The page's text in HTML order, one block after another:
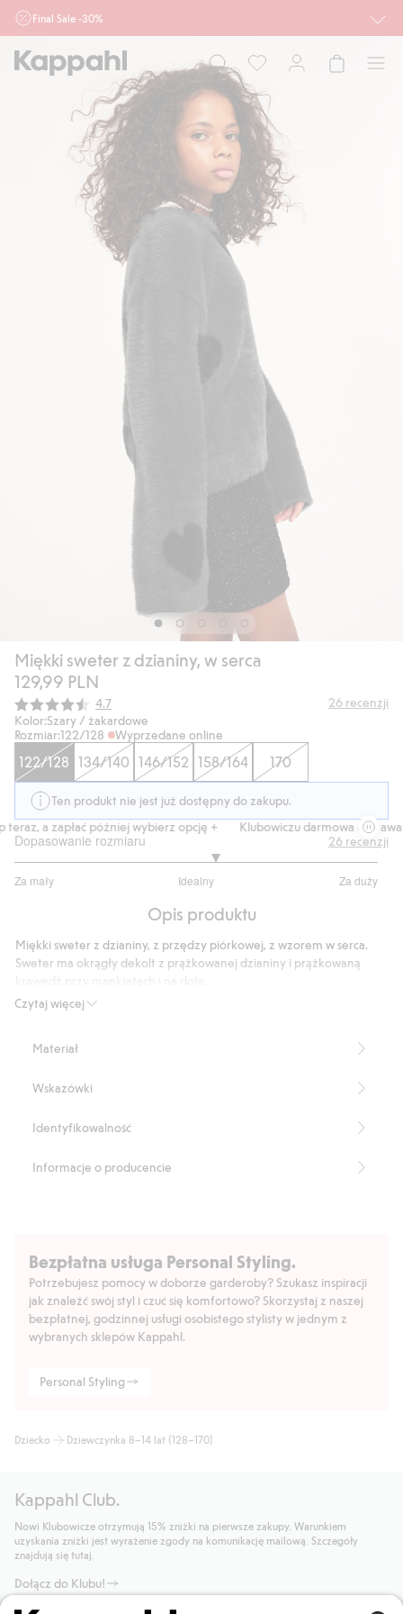
Final Sale -30%
działu outlet do 10.8 w sklepach Kappahl i Newbie oraz na kappahl.com. Ofert
nie łączymy
Mężczyzna Dziecko
Miękki sweter z dzianiny, w serca
129,99 PLN
Średnia ocena:
4.7 26 recenzji
Kolor:Szary / żakardowe
Rozmiar:122/128 Wyprzedane online
122/128 134/140 146/152 158/164 170
Ten produkt nie jest już dostępny do zakupu.
a zapłać później wybierz opcję +
Klubowiczu darmowa dostawa
Dopasowanie rozmiaru
Za mały Idealny Za duży
na
19
głosów
26 recenzji
Opis produktu
Czytaj więcej
Miękki sweter z dzianiny, z przędzy piórkowej, z wzorem w serca.
Sweter ma okrągły dekolt z prążkowanej dzianiny i prążkowaną
Produkt zawiera 100% poliamidu z odzysku.
Materiał
Wskazówki
Identyfikowalność
Informacje o producencie
Bezpłatna usługa Personal Styling.
Potrzebujesz pomocy w doborze garderoby? Szukasz inspiracji
jak znaleźć swój styl i czuć się komfortowo? Skorzystaj z naszej
bezpłatnej, godzinnej usługi osobistego stylisty w jednym z
wybranych sklepów Kappahl.
Personal Styling
Dziecko Dziewczynka 8–14 lat (128–170)
Kappahl Club.
Nowi Klubowicze otrzymują 15% zniżki na pierwsze zakupy. Warunkiem
uzyskania zniżki jest wyrażenie zgody na komunikację mailową. Szczegóły
znajdują się tutaj.
Dołącz do Klubu!